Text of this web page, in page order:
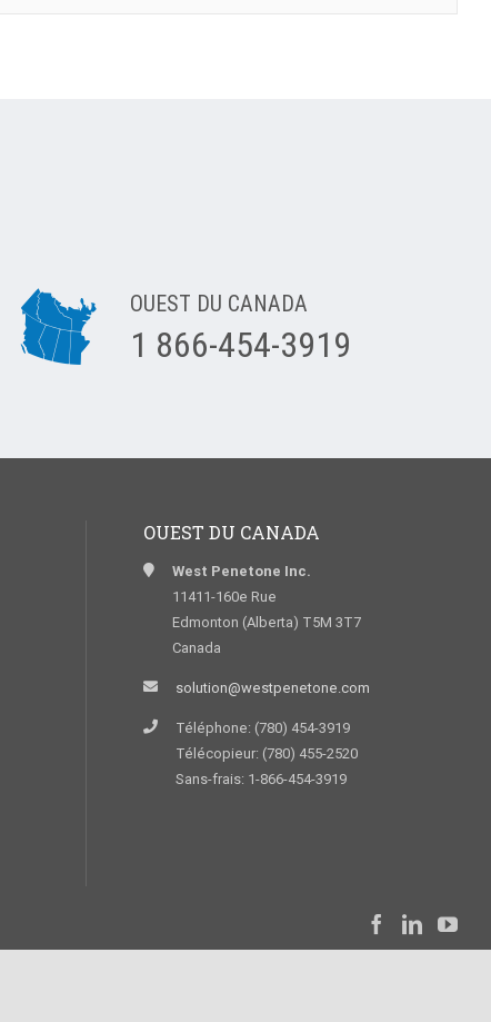
OUEST DU CANADA
1 866-454-3919
OUEST DU CANADA
West Penetone Inc.
11411-160e Rue
Edmonton (Alberta) T5M 3T7
Canada
solution@westpenetone.com
Téléphone: (780) 454-3919
Télécopieur: (780) 455-2520
Sans-frais: 1-866-454-3919